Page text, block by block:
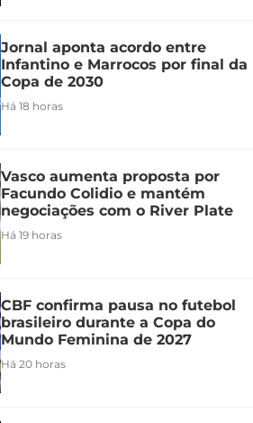
Jornal aponta acordo entre
Infantino e Marrocos por final da
Copa de 2030
Há 18 horas
Vasco aumenta proposta por
Facundo Colidio e mantém
negociações com o River Plate
Há 19 horas
CBF confirma pausa no futebol
brasileiro durante a Copa do
Mundo Feminina de 2027
Há 20 horas